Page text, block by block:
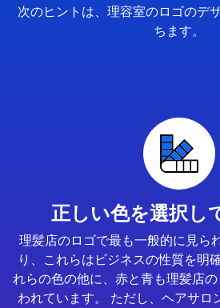
次のヒントは、理容室のロゴのデ
ちます。
正しい色を選択し
理髪店のロゴで最も一般的に見ら
り、これらはビジネスの性質を明
れらの色の他に、赤と青も理髪店
われています。 ただし、ヘアサロ